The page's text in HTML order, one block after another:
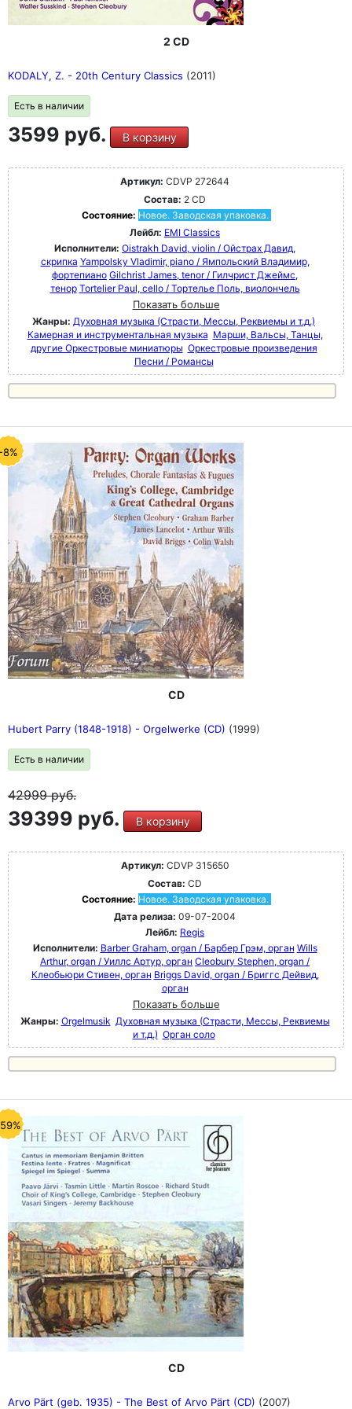
веков - Малера, Дебюсси, Рихарда Штрауса и Пуччини
CD 79 - 100 включает шедевры XX века - от
Стравинского до Мессии. На дисках 79 - 100
Рахманинова, Сибелиуса, Айвза, Яначека, Равеля и
многих других.
2 CD
KODALY, Z. - 20th Century Classics (2011)
Есть в наличии
3599 руб. В корзину
Артикул: CDVP 272644
Состав: 2 CD
Состояние: Новое. Заводская упаковка.
Лейбл: EMI Classics
Исполнители: Oistrakh David, violin / Ойстрах Давид,
скрипка Yampolsky Vladimir, piano / Ямпольский Владимир,
фортепиано Gilchrist James, tenor / Гилчрист Джеймс,
тенор Tortelier Paul, cello / Тортелье Поль, виолончель
Показать больше
Жанры: Духовная музыка (Страсти, Мессы, Реквиемы и т.д.)
Камерная и инструментальная музыка Марши, Вальсы, Танцы,
другие Оркестровые миниатюры Оркестровые произведения
Песни / Романсы
8%
CD
Hubert Parry (1848-1918) - Orgelwerke (CD) (1999)
Есть в наличии
42999руб.
39399 руб. В корзину
Артикул: CDVP 315650
Состав: CD
Состояние: Новое. Заводская упаковка.
Дата релиза: 09-07-2004
Лейбл: Regis
Исполнители: Barber Graham, organ / Барбер Грэм, орган Wills
Arthur, organ / Уиллс Артур, орган Cleobury Stephen, organ /
Клеобьюри Стивен, орган Briggs David, organ / Бриггс Дейвид,
орган
Показать больше
Жанры: Orgelmusik Духовная музыка (Страсти, Мессы, Реквиемы
и т.д.) Орган соло
CD
Arvo Pärt (geb. 1935) - The Best of Arvo Pärt (CD) (2007)